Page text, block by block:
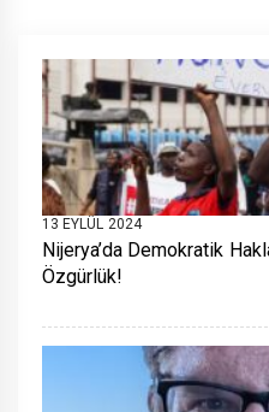
13 EYLÜL 2024
Nijerya’da Demokratik
Özgürlük!